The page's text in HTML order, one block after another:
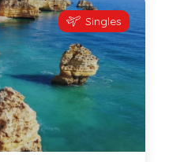
Singles